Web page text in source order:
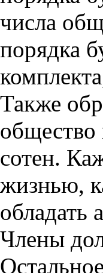
числа
порядка
Также
общество
сотен.
жизнью,
обладать
Члены